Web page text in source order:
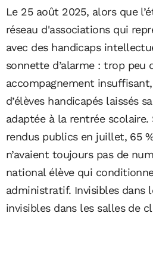
Le 25 août 2025, alors que
réseau d'associations qui
avec des handicaps
sonnette d’alarme : trop peu
accompagnement
d’élèves handicapés laissés
adaptée à la rentrée
rendus publics en juillet, 65
n’avaient toujours pas de
national élève qui
administratif. Invisibles dans
invisibles dans les salles de